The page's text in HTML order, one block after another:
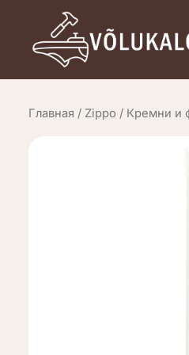
содержимому
Главная / Zippo / Кремни и